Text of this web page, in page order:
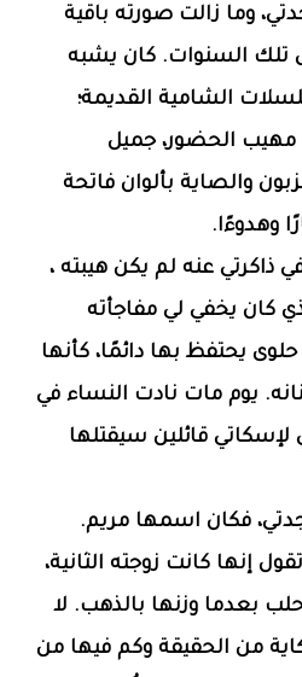
وما زالت صورته باقية
تلك السنوات. كان يشبه
الشامية القديمة؛
مهيب الحضور، جميل
والصاية بألوان فاتحة
وهدوءًا.
ذاكرتي عنه لم يكن هيبته ،
كان يخفي لي مفاجأته
يحتفظ بها دائمًا، كأنها
يوم مات نادت النساء في
لإسكاتي قائلين سيقتلها
جدتي، فكان اسمها مريم.
إنها كانت زوجته الثانية،
بعدما وزنها بالذهب. لا
من الحقيقة وكم فيها من